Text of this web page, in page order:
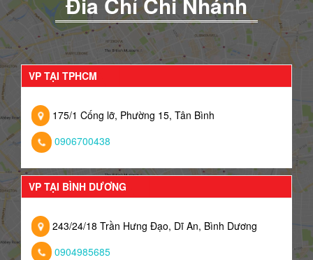
VP TẠI TPHCM
175/1 Cống lỡ, Phường 15, Tân Bình
0906700438
VP TẠI BÌNH DƯƠNG
243/24/18 Trần Hưng Đạo, Dĩ An, Bình Dương
0904985685